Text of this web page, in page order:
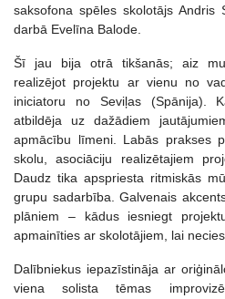
saksofona spēles skolotājs Andris
darbā Evelīna Balode.
Šī jau bija otrā tikšanās; aiz
realizējot projektu ar vienu no
iniciatoru no Seviļas (Spānija).
atbildēja uz dažādiem
apmācību līmeni. Labās prakses
skolu, asociāciju realizētajiem
Daudz tika apspriesta ritmiskās
grupu sadarbība. Galvenais
plāniem – kādus iesniegt
apmainīties ar skolotājiem, lai
Dalībniekus iepazīstināja ar
viena solista tēmas